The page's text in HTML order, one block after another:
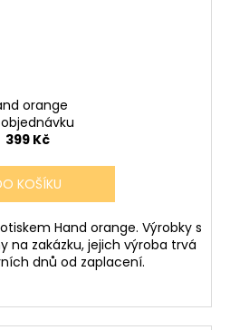
orange
399 Kč
KOŠÍKU
Hand orange. Výrobky s
na zakázku, jejich výroba trvá
dnů od zaplacení.